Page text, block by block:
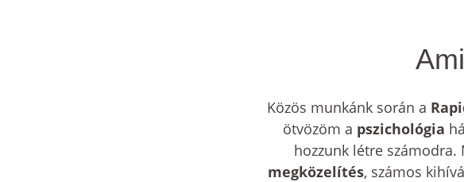
Közös munkánk során a
ötvözöm a pszichológia
hozzunk létre számodra.
megközelítés, számos